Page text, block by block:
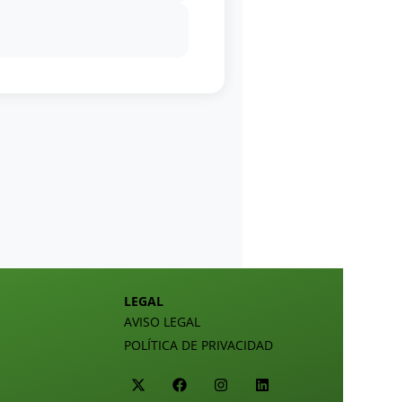
LEGAL
AVISO LEGAL
POLÍTICA DE PRIVACIDAD